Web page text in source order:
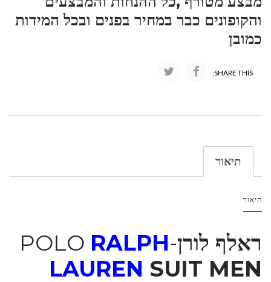
והקופונים כבר במחיר בפנים ובכל המידות
כמובן
SHARE THIS:
תיאור
תיאור
ראלף לורן-POLO
RALPH
LAUREN SUIT MEN